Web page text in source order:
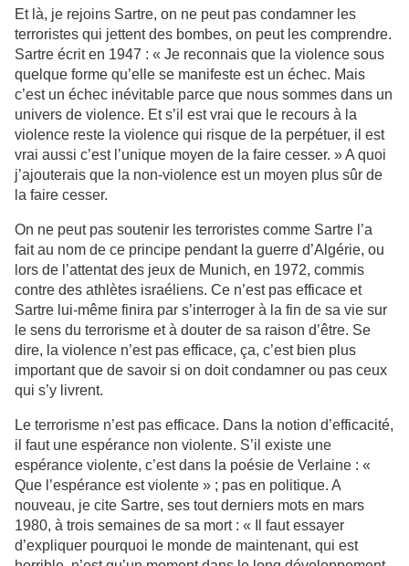
Et là, je rejoins Sartre, on ne peut pas condamner les
terroristes qui jettent des bombes, on peut les comprendre.
Sartre écrit en 1947 : « Je reconnais que la violence sous
quelque forme qu’elle se manifeste est un échec. Mais
c’est un échec inévitable parce que nous sommes dans un
univers de violence. Et s’il est vrai que le recours à la
violence reste la violence qui risque de la perpétuer, il est
vrai aussi c’est l’unique moyen de la faire cesser. » A quoi
j’ajouterais que la non-violence est un moyen plus sûr de
la faire cesser.
On ne peut pas soutenir les terroristes comme Sartre l’a
fait au nom de ce principe pendant la guerre d’Algérie, ou
lors de l’attentat des jeux de Munich, en 1972, commis
contre des athlètes israéliens. Ce n’est pas efficace et
Sartre lui-même finira par s’interroger à la fin de sa vie sur
le sens du terrorisme et à douter de sa raison d’être. Se
dire, la violence n’est pas efficace, ça, c’est bien plus
important que de savoir si on doit condamner ou pas ceux
qui s’y livrent.
Le terrorisme n’est pas efficace. Dans la notion d’efficacité,
il faut une espérance non violente. S’il existe une
espérance violente, c’est dans la poésie de Verlaine : «
Que l’espérance est violente » ; pas en politique. A
nouveau, je cite Sartre, ses tout derniers mots en mars
1980, à trois semaines de sa mort : « Il faut essayer
d’expliquer pourquoi le monde de maintenant, qui est